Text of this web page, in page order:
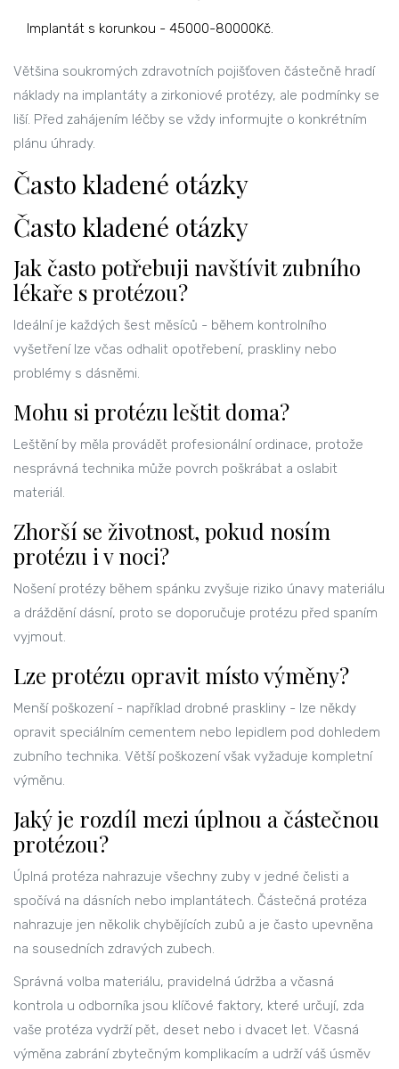
Implantát s korunkou - 45000-80000Kč.
Většina soukromých zdravotních pojišťoven částečně hradí
náklady na implantáty a zirkoniové protézy, ale podmínky se
liší. Před zahájením léčby se vždy informujte o konkrétním
plánu úhrady.
Často kladené otázky
Často kladené otázky
Jak často potřebuji navštívit zubního
lékaře s protézou?
Ideální je každých šest měsíců - během kontrolního
vyšetření lze včas odhalit opotřebení, praskliny nebo
problémy s dásněmi.
Mohu si protézu leštit doma?
Leštění by měla provádět profesionální ordinace, protože
nesprávná technika může povrch poškrábat a oslabit
materiál.
Zhorší se životnost, pokud nosím
protézu i v noci?
Nošení protézy během spánku zvyšuje riziko únavy materiálu
a dráždění dásní, proto se doporučuje protézu před spaním
vyjmout.
Lze protézu opravit místo výměny?
Menší poškození - například drobné praskliny - lze někdy
opravit speciálním cementem nebo lepidlem pod dohledem
zubního technika. Větší poškození však vyžaduje kompletní
výměnu.
Jaký je rozdíl mezi úplnou a částečnou
protézou?
Úplná protéza nahrazuje všechny zuby v jedné čelisti a
spočívá na dásních nebo implantátech. Částečná protéza
nahrazuje jen několik chybějících zubů a je často upevněna
na sousedních zdravých zubech.
Správná volba materiálu, pravidelná údržba a včasná
kontrola u odborníka jsou klíčové faktory, které určují, zda
vaše protéza vydrží pět, deset nebo i dvacet let. Včasná
výměna zabrání zbytečným komplikacím a udrží váš úsměv